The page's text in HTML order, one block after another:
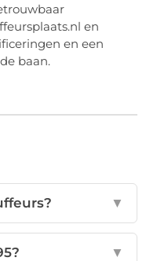
en
en een
baan.
▼
▼